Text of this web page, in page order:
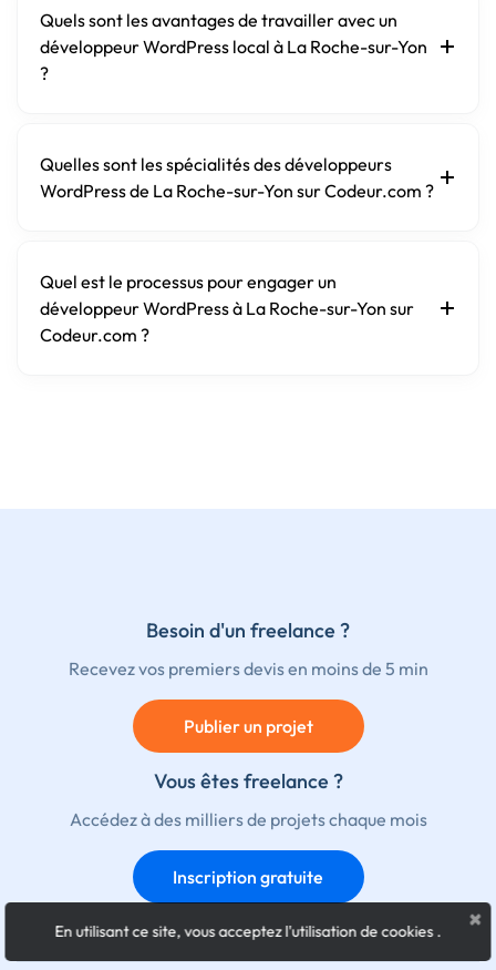
Quels sont les avantages de travailler avec un
développeur WordPress local à La Roche-sur-Yon
?
Quelles sont les spécialités des développeurs
WordPress de La Roche-sur-Yon sur Codeur.com ?
Quel est le processus pour engager un
développeur WordPress à La Roche-sur-Yon sur
Codeur.com ?
Besoin d'un freelance ?
Recevez vos premiers devis en moins de 5 min
Publier un projet
Vous êtes freelance ?
Accédez à des milliers de projets chaque mois
Inscription gratuite
×
En utilisant ce site, vous acceptez l'utilisation de cookies.